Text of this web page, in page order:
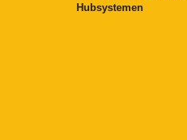
Hubsystemen